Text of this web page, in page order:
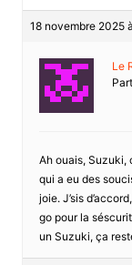
18 novembre 2025
Le
Ah ouais, Suzuki,
qui a eu des
joie. J’sis
go pour la
un Suzuki, ça